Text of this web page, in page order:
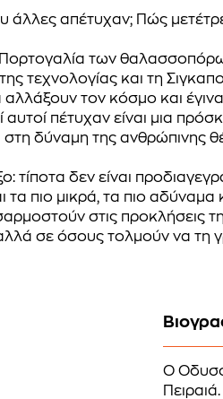
άλλες απέτυχαν; Πώς
Πορτογαλία των
τεχνολογίας και τη
τον κόσμο και
αυτοί πέτυχαν είναι μια
στη δύναμη της ανθρώπινης
τίποτα δεν είναι
τα πιο μικρά, τα πιο
στις
αλλά σε όσους τολμούν να τη
Ο